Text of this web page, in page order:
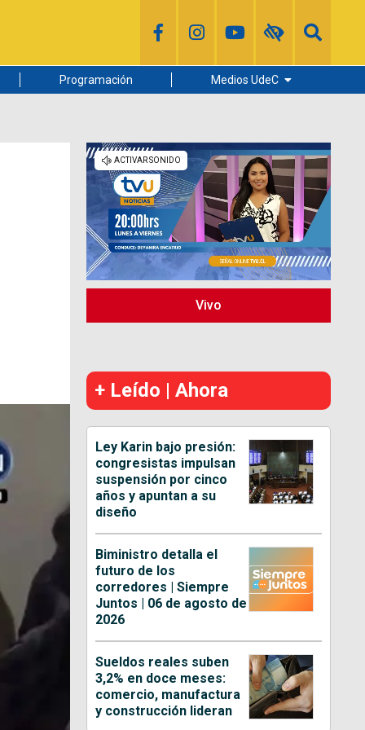
Programación Medios UdeC
Radio UdeC
Noticias UdeC
La Discusión
Vivo
+ Leído | Ahora
Ley Karin bajo presión:
congresistas impulsan
suspensión por cinco
años y apuntan a su
diseño
Biministro detalla el
futuro de los
corredores | Siempre
Juntos | 06 de agosto de
2026
Sueldos reales suben
3,2% en doce meses:
comercio, manufactura
y construcción lideran